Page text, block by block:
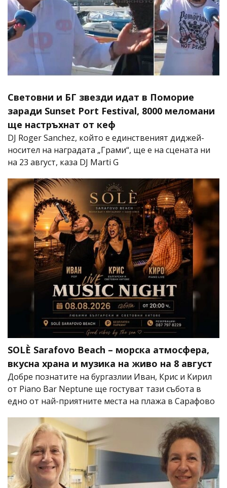
Световни и БГ звезди идат в Поморие
заради Sunset Port Festival, 8000 меломани
ще настръхнат от кеф
DJ Roger Sanchez, който е единственият диджей-
носител на наградата „Грами“, ще е на сцената ни
на 23 август, каза DJ Marti G
SOLÈ Sarafovo Beach – морска атмосфера,
вкусна храна и музика на живо на 8 август
Добре познатите на бургазлии Иван, Крис и Кирил
от Piano Bar Neptune ще гостуват тази събота в
едно от най-приятните места на плажа в Сарафово